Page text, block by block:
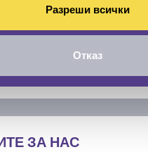
Разреши всички
Отказ
ЗА НАС